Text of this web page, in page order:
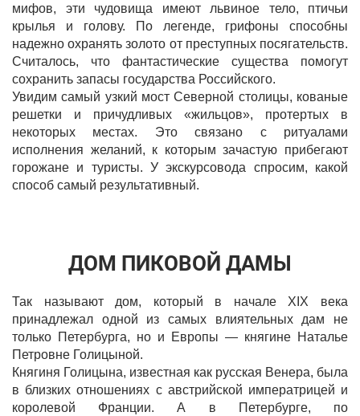
мифов, эти чудовища имеют львиное тело, птичьи
крылья и голову. По легенде, грифоны способны
надежно охранять золото от преступных посягательств.
Считалось, что фантастические существа помогут
сохранить запасы государства Российского.
Увидим самый узкий мост Северной столицы, кованые
решетки и причудливых «жильцов», протертых в
некоторых местах. Это связано с ритуалами
исполнения желаний, к которым зачастую прибегают
горожане и туристы. У экскурсовода спросим, какой
способ самый результативный.
ДОМ ПИКОВОЙ ДАМЫ
Так называют дом, который в начале XIX века
принадлежал одной из самых влиятельных дам не
только Петербурга, но и Европы — княгине Наталье
Петровне Голицыной.
Княгиня Голицына, известная как русская Венера, была
в близких отношениях с австрийской императрицей и
королевой Франции. А в Петербурге, по